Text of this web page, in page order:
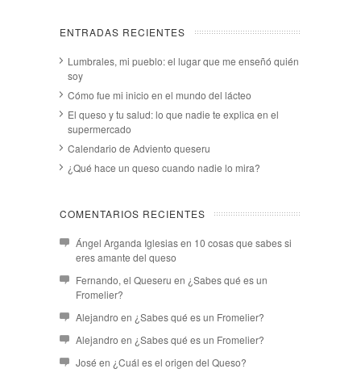
ENTRADAS RECIENTES
Lumbrales, mi pueblo: el lugar que me enseñó quién
soy
Cómo fue mi inicio en el mundo del lácteo
El queso y tu salud: lo que nadie te explica en el
supermercado
Calendario de Adviento queseru
¿Qué hace un queso cuando nadie lo mira?
COMENTARIOS RECIENTES
Ángel Arganda Iglesiasen 10 cosas que sabes si
eres amante del queso
Fernando, el Queseru en ¿Sabes qué es un
Fromelier?
Alejandro en ¿Sabes qué es un Fromelier?
Alejandro en ¿Sabes qué es un Fromelier?
José en ¿Cuál es el origen del Queso?